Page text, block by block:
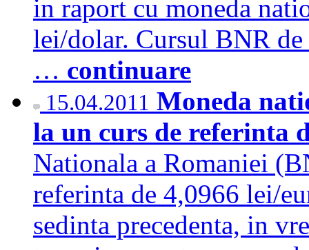
in raport cu moneda
lei/dolar. Cursul BNR
… continuare
15.04.2011 Moneda
la un curs de referinta
Nationala a Romaniei
referinta de 4,0966 lei/
sedinta precedenta, in